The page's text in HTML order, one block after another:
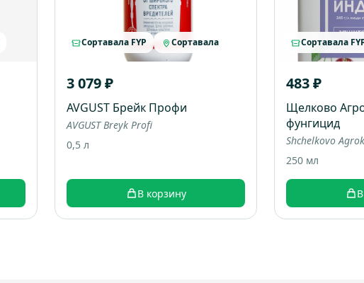
Сортавала FYP Сортавала
3 079 ₽
AVGUST Брейк Профи
AVGUST Breyk Profi
0,5 л
В корзину
Сортавала
483 ₽
Щелково
фунгицид
Shchelkovo
250 мл